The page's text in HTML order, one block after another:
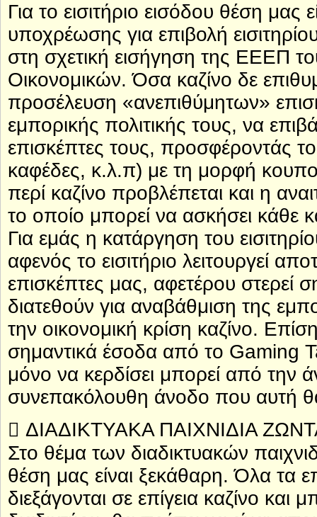
Για το εισιτήριο εισόδου θέση
υποχρέωσης για επιβολή
στη σχετική εισήγηση της ΕΕΕΠ
Οικονομικών. Όσα καζίνο δε
προσέλευση «ανεπιθύμητων»
εμπορικής πολιτικής τους, να
επισκέπτες τους, προσφέροντάς
καφέδες, κ.λ.π) με τη μορφή
περί καζίνο προβλέπεται και η
το οποίο μπορεί να ασκήσει κάθε
Για εμάς η κατάργηση του
αφενός το εισιτήριο λειτουργεί
επισκέπτες μας, αφετέρου
διατεθούν για αναβάθμιση της
την οικονομική κρίση καζίνο.
σημαντικά έσοδα από το Gaming
μόνο να κερδίσει μπορεί από την
συνεπακόλουθη άνοδο που αυτή
 ΔΙΑΔΙΚΤΥΑΚΑ ΠΑΙΧΝΙΔΙΑ
Στο θέμα των διαδικτυακών
θέση μας είναι ξεκάθαρη. Όλα τα
διεξάγονται σε επίγεια καζίνο